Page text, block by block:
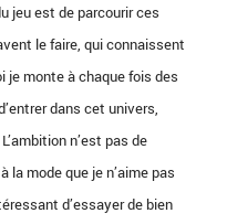
jeu est de parcourir ces
le faire, qui connaissent
je monte à chaque fois des
dans cet univers,
n’est pas de
la mode que je n’aime pas
d’essayer de bien